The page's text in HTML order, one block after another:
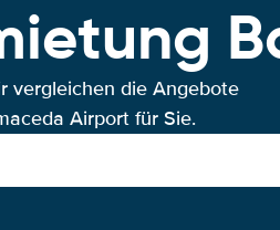
vergleichen die Angebote
Airport für Sie.